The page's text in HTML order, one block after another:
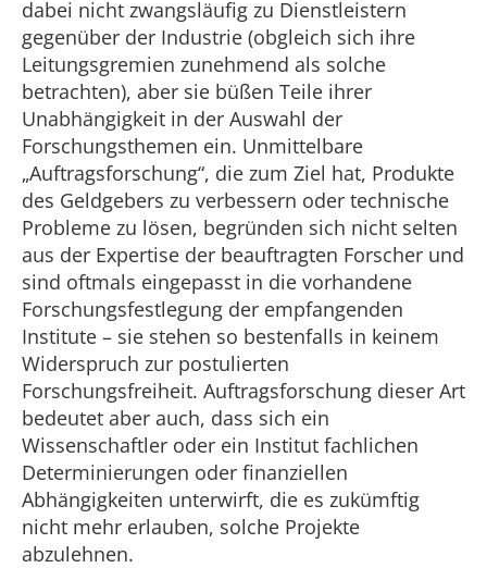
dabei nicht zwangsläufig zu Dienstleistern
gegenüber der Industrie (obgleich sich ihre
Leitungsgremien zunehmend als solche
betrachten), aber sie büßen Teile ihrer
Unabhängigkeit in der Auswahl der
Forschungsthemen ein. Unmittelbare
„Auftragsforschung“, die zum Ziel hat, Produkte
des Geldgebers zu verbessern oder technische
Probleme zu lösen, begründen sich nicht selten
aus der Expertise der beauftragten Forscher und
sind oftmals eingepasst in die vorhandene
Forschungsfestlegung der empfangenden
Institute – sie stehen so bestenfalls in keinem
Widerspruch zur postulierten
Forschungsfreiheit. Auftragsforschung dieser Art
bedeutet aber auch, dass sich ein
Wissenschaftler oder ein Institut fachlichen
Determinierungen oder finanziellen
Abhängigkeiten unterwirft, die es zukümftig
nicht mehr erlauben, solche Projekte
abzulehnen.